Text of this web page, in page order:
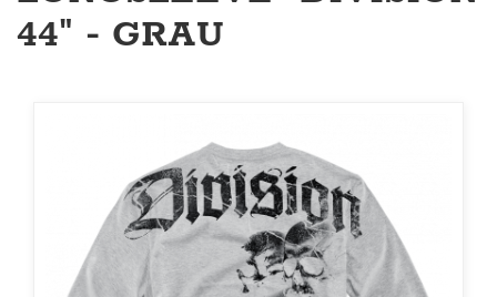
44" - GRAU